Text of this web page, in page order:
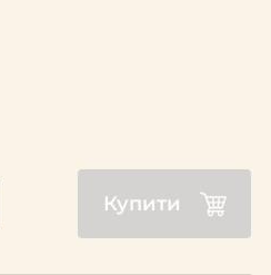
Купити